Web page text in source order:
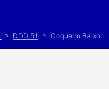
» DDD 51 » Coqueiro Baixo